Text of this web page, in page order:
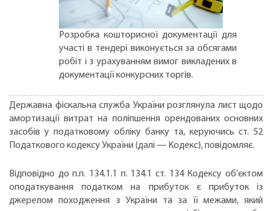
Розробка кошторисної документації для
участі в тендері виконується за обсягами
робіт і з урахуванням вимог викладених в
документації конкурсних торгів.
Державна фіскальна служба України розглянула лист щодо
амортизації витрат на поліпшення орендованих основних
засобів у податковому обліку банку та, керуючись ст. 52
Податкового кодексу України (далі — Кодекс), повідомляє.
Відповідно до п.п. 134.1.1 п. 134.1 ст. 134 Кодексу об’єктом
оподаткування податком на прибуток є прибуток із
джерелом походження з України та за її межами, який